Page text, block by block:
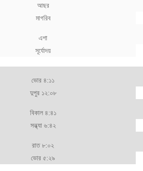
আছর
মাগরিব
এশা
সূর্যোদয়
ভোর ৪:১১
দুপুর ১২:০৮
বিকাল ৪:৪১
সন্ধ্যা ৬:৪২
রাত ৮:০২
ভোর ৫:২৯